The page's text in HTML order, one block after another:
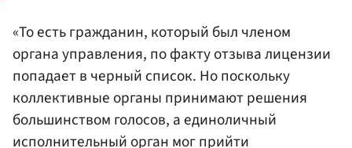
«То есть гражданин, который был членом
органа управления, по факту отзыва лицензии
попадает в черный список. Но поскольку
коллективные органы принимают решения
большинством голосов, а единоличный
исполнительный орган мог прийти